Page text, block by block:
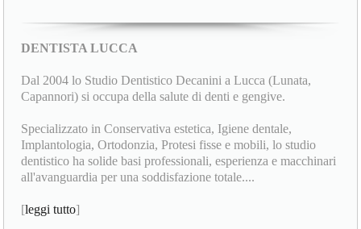
DENTISTA LUCCA
Dal 2004 lo Studio Dentistico Decanini a Lucca (Lunata,
Capannori) si occupa della salute di denti e gengive.
Specializzato in Conservativa estetica, Igiene dentale,
Implantologia, Ortodonzia, Protesi fisse e mobili, lo studio
dentistico ha solide basi professionali, esperienza e macchinari
all'avanguardia per una soddisfazione totale....
[leggi tutto]